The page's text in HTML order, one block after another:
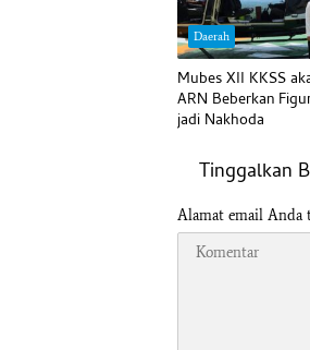
Daerah
Mubes XII KKSS
ARN Beberkan
jadi Nakhoda
Tinggalkan
Alamat email Anda